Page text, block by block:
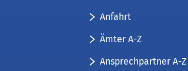
Anfahrt
Ämter A-Z
Ansprechpartner A-Z